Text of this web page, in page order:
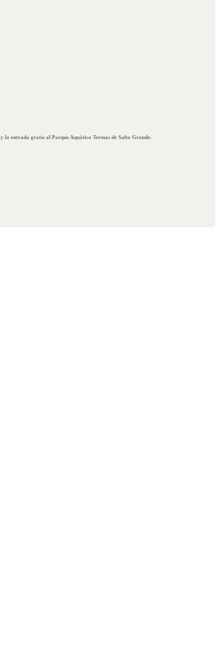
la entrada gratis al Parque Aquático Termas de Salto Grande.